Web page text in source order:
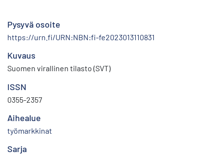
Pysyvä osoite
https://urn.fi/URN:NBN:fi-fe2023013110831
Kuvaus
Suomen virallinen tilasto (SVT)
ISSN
0355-2357
Aihealue
työmarkkinat
Sarja